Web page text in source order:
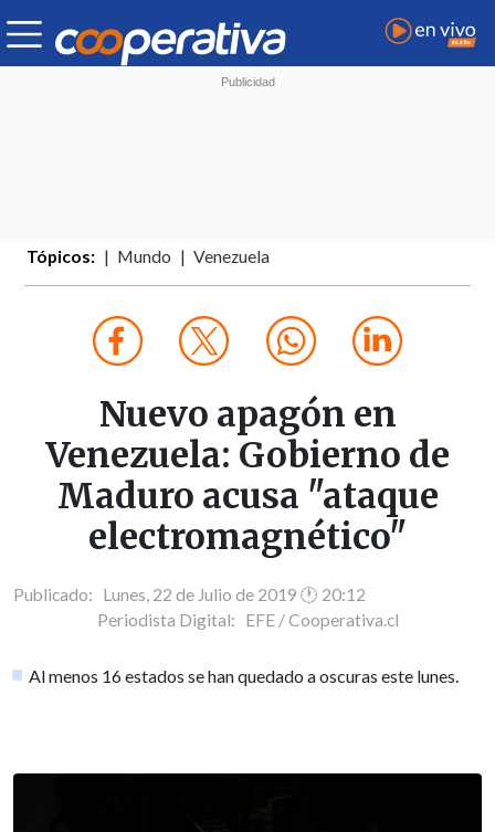
Tópicos: Mundo Venezuela
Nuevo apagón en
Venezuela: Gobierno de
Maduro acusa "ataque
electromagnético"
Publicado: Lunes, 22 de Julio de 2019 🕐 20:12
Periodista Digital: EFE / Cooperativa.cl
Al menos 16 estados se han quedado a oscuras este lunes.